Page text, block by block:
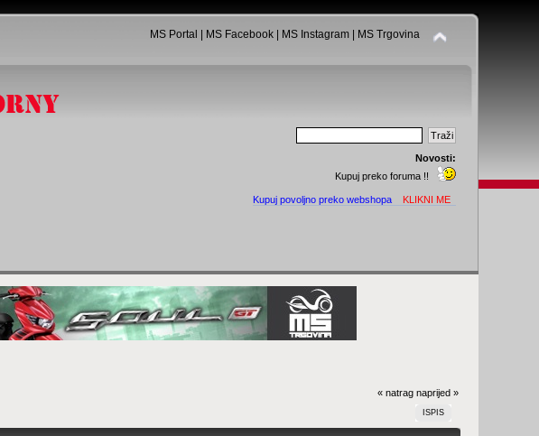
MS Portal MS Facebook| MS Instagram| MS Trgovina
Novosti:
Kupuj preko foruma !!
Kupuj povoljno preko webshopa KLIKNI ME
« natrag naprijed »
ISPIS